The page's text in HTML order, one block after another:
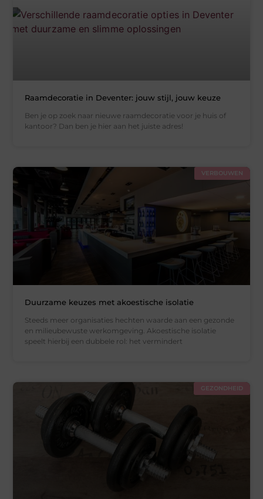
Raamdecoratie in Deventer: jouw stijl, jouw keuze
Ben je op zoek naar nieuwe raamdecoratie voor je huis of
kantoor? Dan ben je hier aan het juiste adres!
VERBOUWEN
Duurzame keuzes met akoestische isolatie
Steeds meer organisaties hechten waarde aan een gezonde
en milieubewuste werkomgeving. Akoestische isolatie
speelt hierbij een dubbele rol: het vermindert
GEZONDHEID